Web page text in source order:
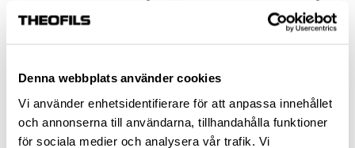
Denna webbplats använder cookies
Vi använder enhetsidentifierare för att anpassa innehållet
och annonserna till användarna, tillhandahålla funktioner
för sociala medier och analysera vår trafik. Vi
HANDLE AVEIRO
Available in different
variants
HANDLE AVEIRO
Available in different
variants